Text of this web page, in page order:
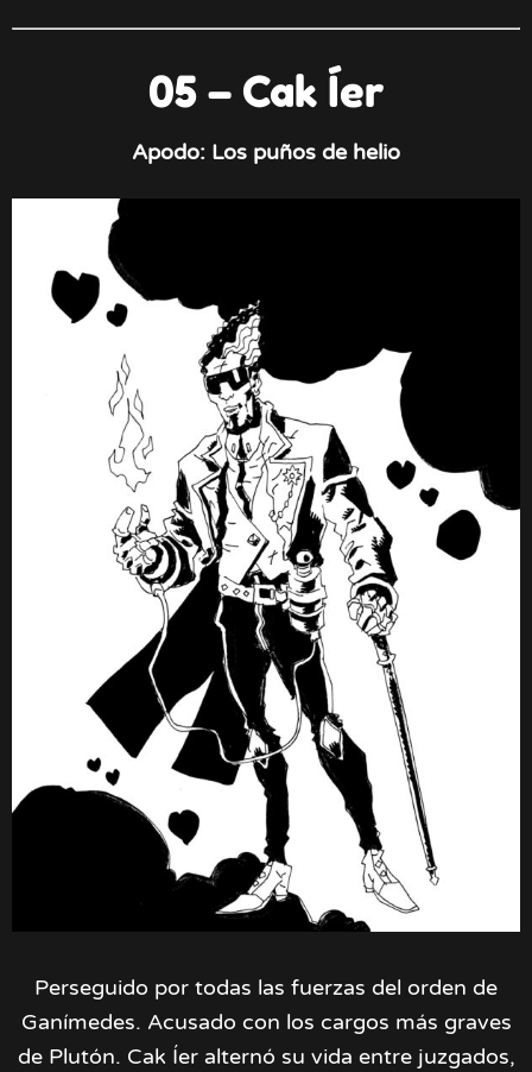
05 – Cak Íer
Apodo: Los puños de helio
Perseguido por todas las fuerzas del orden de
Ganímedes. Acusado con los cargos más graves
de Plutón. Cak Íer alternó su vida entre juzgados,